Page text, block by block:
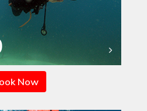
Now